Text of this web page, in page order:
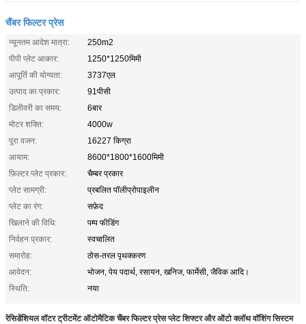
चैंबर फिल्टर प्रेस
न्यूनतम आदेश मात्रा:
250m2
पीपी प्लेट आकार:
1250*1250मिमी
आपूर्ति की योग्यता:
3737एल
उत्पाद का प्रकार:
91पीसी
डिलीवरी का समय:
6बार
मोटर शक्ति:
4000w
पूरा वजन:
16227 किग्रा
आयाम:
8600*1800*1600मिमी
फ़िल्टर प्लेट प्रकार:
चैम्बर प्रकार
प्लेट सामग्री:
प्रबलित पॉलीप्रोपाइलीन
प्लेट का रंग:
सफ़ेद
खिलाने की विधि:
पम्प फीडिंग
निर्वहन प्रकार:
स्वचालित
समारोह:
ठोस-तरल पृथक्करण
आवेदन:
भोजन, पेय पदार्थ, रसायन, खनिज, फार्मेसी, जैविक आदि।
स्थिति:
नया
रेसिडेंशियल वॉटर ट्रीटमेंट ऑटोमैटिक चैंबर फिल्टर प्रेस प्लेट शिफ्टर और ऑटो क्लॉथ वॉशिंग सिस्टम